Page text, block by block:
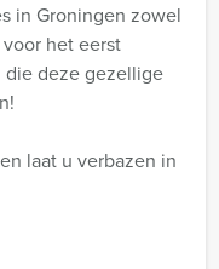
in Groningen zowel
het eerst
die deze gezellige
laat u verbazen in